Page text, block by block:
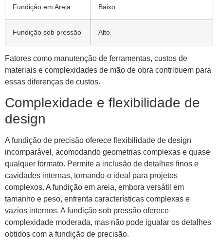
Fundição em Areia Baixo
Fundição sob pressão Alto
Fatores como manutenção de ferramentas, custos de
materiais e complexidades de mão de obra contribuem para
essas diferenças de custos.
Complexidade e flexibilidade de
design
A fundição de precisão oferece flexibilidade de design
incomparável, acomodando geometrias complexas e quase
qualquer formato. Permite a inclusão de detalhes finos e
cavidades internas, tornando-o ideal para projetos
complexos. A fundição em areia, embora versátil em
tamanho e peso, enfrenta características complexas e
vazios internos. A fundição sob pressão oferece
complexidade moderada, mas não pode igualar os detalhes
obtidos com a fundição de precisão.